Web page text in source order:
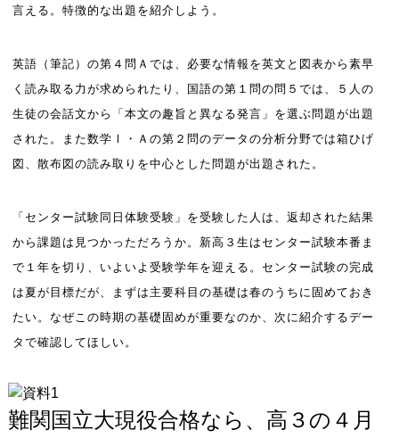
言える。特徴的な出題を紹介しよう。
英語（筆記）の第４問Ａでは、必要な情報を英文と図表から素早
く読み取る力が求められたり、国語の第１問の問５では、５人の
生徒の会話文から「本文の趣旨と異なる発言」を選ぶ問題が出題
された。また数学Ⅰ・Ａの第２問のデータの分析分野では箱ひげ
図、散布図の読み取りを中心とした問題が出題された。
「センター試験同日体験受験」を受験した人は、返却された結果
から課題は見つかっただろうか。新高３生はセンター試験本番ま
で１年を切り、いよいよ受験学年を迎える。センター試験の完成
は夏が目標だが、まずは主要科目の基礎は春のうちに固めておき
たい。なぜこの時期の基礎固めが重要なのか、次に紹介するデー
タで確認してほしい。
難関国立大現役合格なら、高３の４月